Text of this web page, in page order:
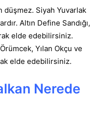
düşmez. Siyah Yuvarlak
Altın Define Sandığı,
elde edebilirsiniz.
Yılan Okçu ve
elde edebilirsiniz.
Nerede